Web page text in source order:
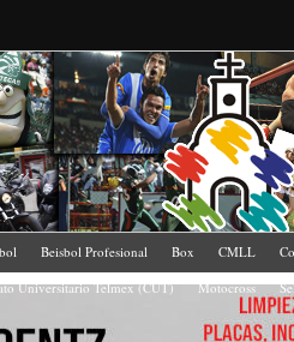
Beisbol Profesional Box CMLL
Universitario Telmex (CUT) Motocross